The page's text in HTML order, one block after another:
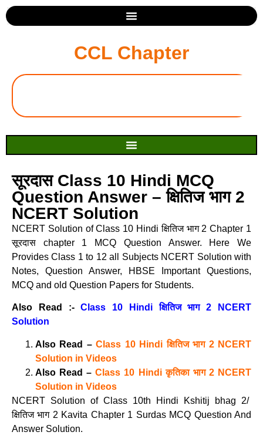
CCL Chapter
सूरदास Class 10 Hindi MCQ
Question Answer – क्षितिज भाग 2
NCERT Solution
NCERT Solution of Class 10 Hindi क्षितिज भाग 2 Chapter 1
सूरदास chapter 1 MCQ Question Answer. Here We
Provides Class 1 to 12 all Subjects NCERT Solution with
Notes, Question Answer, HBSE Important Questions,
MCQ and old Question Papers for Students.
Also Read :-Class 10 Hindi क्षितिज भाग 2 NCERT
Solution
Also Read –Class 10 Hindi क्षितिज भाग 2 NCERT
Solution in Videos
Also Read –Class 10 Hindi कृतिका भाग 2 NCERT
Solution in Videos
NCERT Solution of Class 10th Hindi Kshitij bhag 2/
क्षितिज भाग 2 Kavita Chapter 1 Surdas MCQ Question And
Answer Solution.